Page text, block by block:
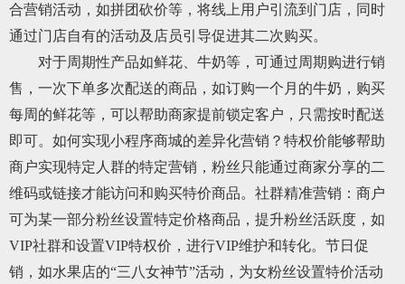
合营销活动，如拼团砍价等，将线上用户引流到门店，同时
通过门店自有的活动及店员引导促进其二次购买。
对于周期性产品如鲜花、牛奶等，可通过周期购进行销
售，一次下单多次配送的商品，如订购一个月的牛奶，购买
每周的鲜花等，可以帮助商家提前锁定客户，只需按时配送
即可。如何实现小程序商城的差异化营销？特权价能够帮助
商户实现特定人群的特定营销，粉丝只能通过商家分享的二
维码或链接才能访问和购买特价商品。社群精准营销：商户
可为某一部分粉丝设置特定价格商品，提升粉丝活跃度，如
VIP社群和设置VIP特权价，进行VIP维护和转化。节日促
销，如水果店的“三八女神节”活动，为女粉丝设置特价活动